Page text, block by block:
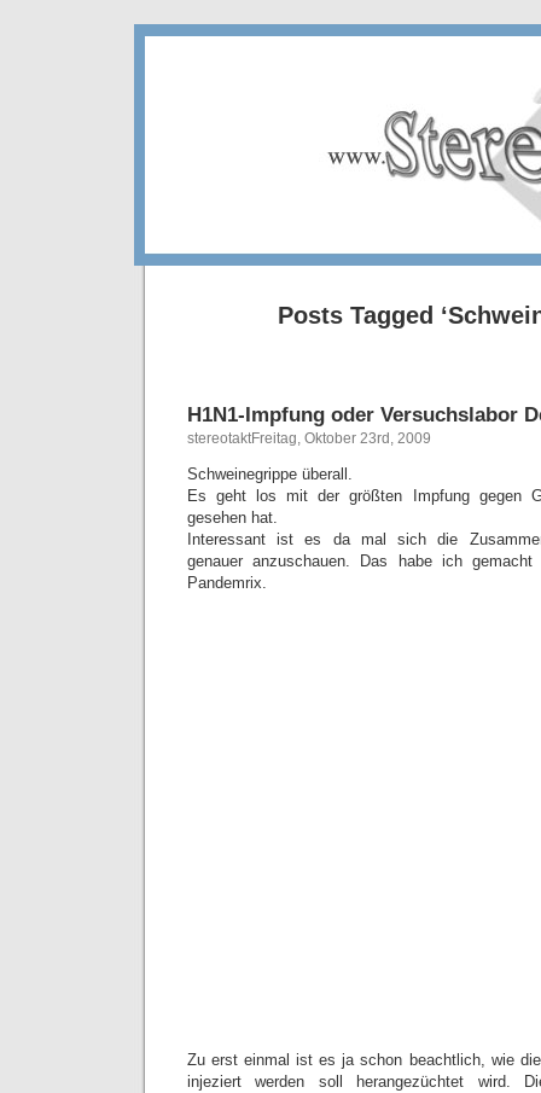
Posts Tagged
H1N1-Impfung oder Versuchslabor
stereotaktFreitag, Oktober 23rd, 2009
Schweinegrippe überall.
Es geht los mit der größten Impfung gegen
gesehen hat.
Interessant ist es da mal sich die
genauer anzuschauen. Das habe ich
Pandemrix.
Zu erst einmal ist es ja schon beachtlich, wie
injeziert werden soll herangezüchtet wird.